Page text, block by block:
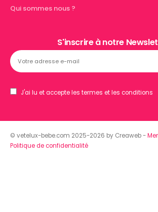
Qui sommes nous ?
S'inscrire à notre
J'ai lu et accepte les termes et les conditions
© vetelux-bebe.com 2025-2026 by Creaweb -
Politique de confidentialité